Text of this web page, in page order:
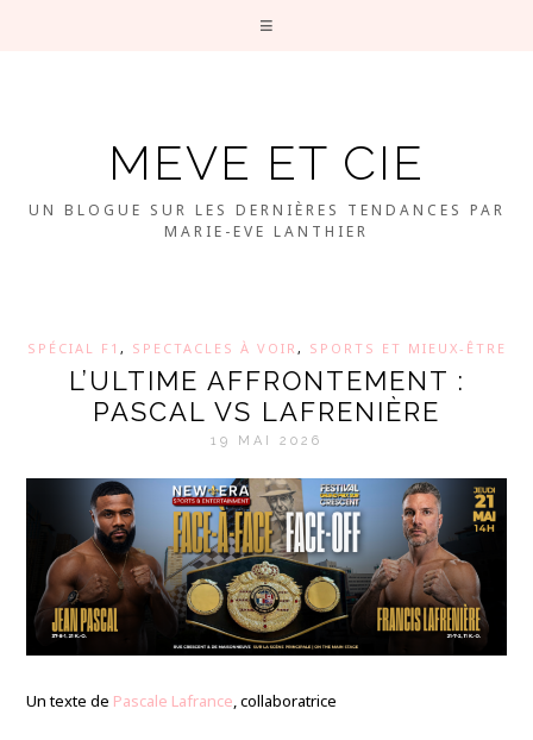
MEVE ET CIE
UN BLOGUE SUR LES DERNIÈRES TENDANCES PAR
MARIE-EVE LANTHIER
SPÉCIAL F1 , SPECTACLES À VOIR , SPORTS ET MIEUX-ÊTRE
L’ULTIME AFFRONTEMENT :
PASCAL VS LAFRENIÈRE
19 MAI 2026
Un texte de Pascale Lafrance, collaboratrice